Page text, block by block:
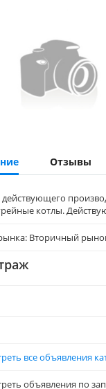
Отзывы
котлы.
Вторичный
все объявления
объявления по